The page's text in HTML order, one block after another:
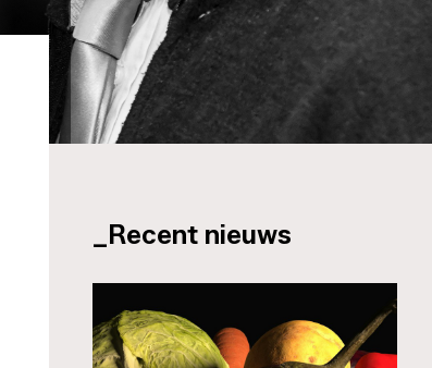
_Recent nieuws